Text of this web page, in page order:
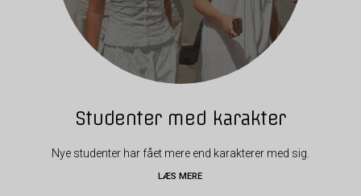
Studenter med karakter
Nye studenter har fået mere end karakterer med sig.
LÆS MERE